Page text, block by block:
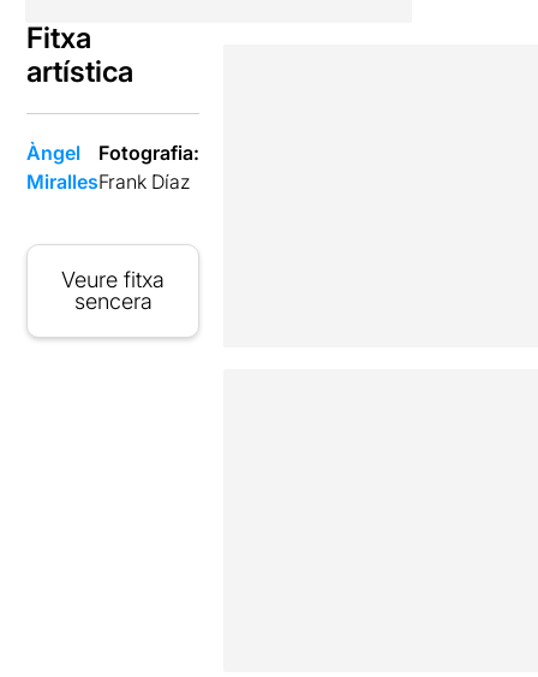
Fitxa
artística
Àngel
Miralles
Fotografia:
Frank Díaz
Veure fitxa
sencera